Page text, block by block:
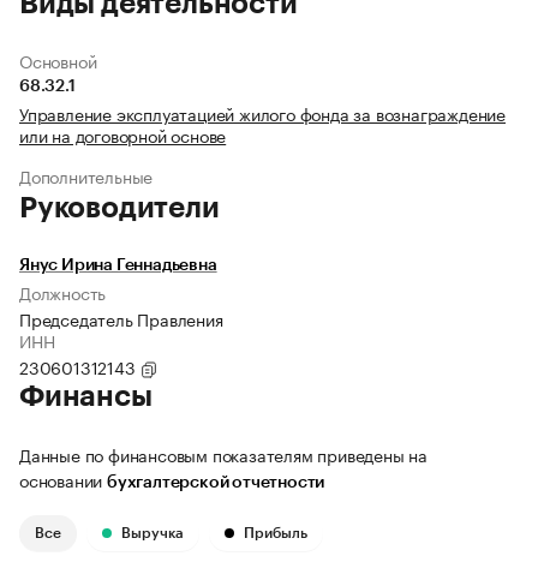
Основной
68.32.1
Управление эксплуатацией жилого фонда за вознаграждение
или на договорной основе
Дополнительные
Руководители
Янус Ирина Геннадьевна
Должность
Председатель Правления
ИНН
230601312143
Финансы
Данные по финансовым показателям приведены на
основании бухгалтерской отчетности
Все Выручка Прибыль